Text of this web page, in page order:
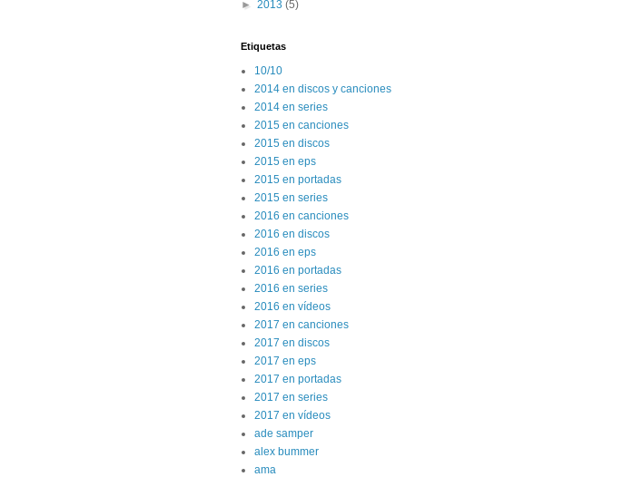
► 2013 (5)
Etiquetas
10/10
2014 en discos y canciones
2014 en series
2015 en canciones
2015 en discos
2015 en eps
2015 en portadas
2015 en series
2016 en canciones
2016 en discos
2016 en eps
2016 en portadas
2016 en series
2016 en vídeos
2017 en canciones
2017 en discos
2017 en eps
2017 en portadas
2017 en series
2017 en vídeos
ade samper
alex bummer
ama